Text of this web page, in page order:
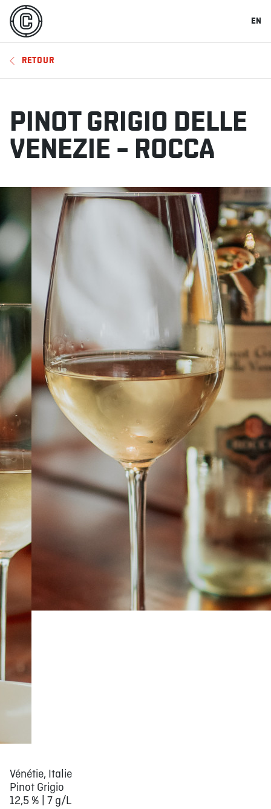
EN
RETOUR
PINOT GRIGIO DELLE
VENEZIE – ROCCA
Vénétie, Italie
Pinot Grigio
12,5 % | 7 g/L